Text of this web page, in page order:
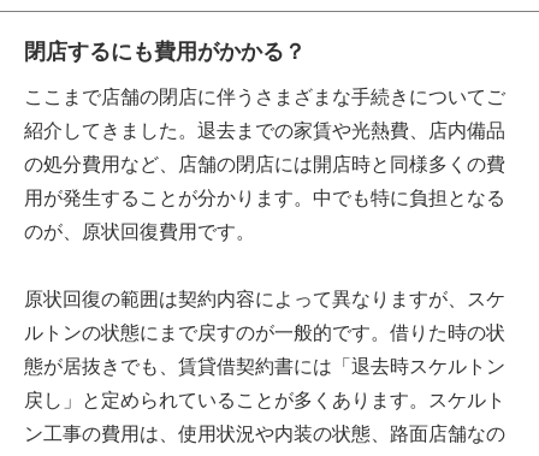
閉店するにも費用がかかる？
ここまで店舗の閉店に伴うさまざまな手続きについてご
紹介してきました。退去までの家賃や光熱費、店内備品
の処分費用など、店舗の閉店には開店時と同様多くの費
用が発生することが分かります。中でも特に負担となる
のが、原状回復費用です。
原状回復の範囲は契約内容によって異なりますが、スケ
ルトンの状態にまで戻すのが一般的です。借りた時の状
態が居抜きでも、賃貸借契約書には「退去時スケルトン
戻し」と定められていることが多くあります。スケルト
ン工事の費用は、使用状況や内装の状態、路面店舗なの